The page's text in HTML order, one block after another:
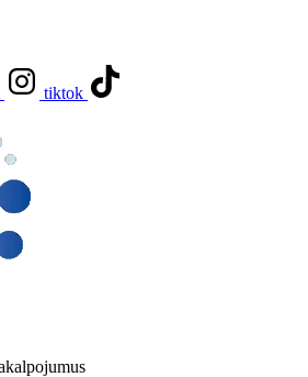
tiktok